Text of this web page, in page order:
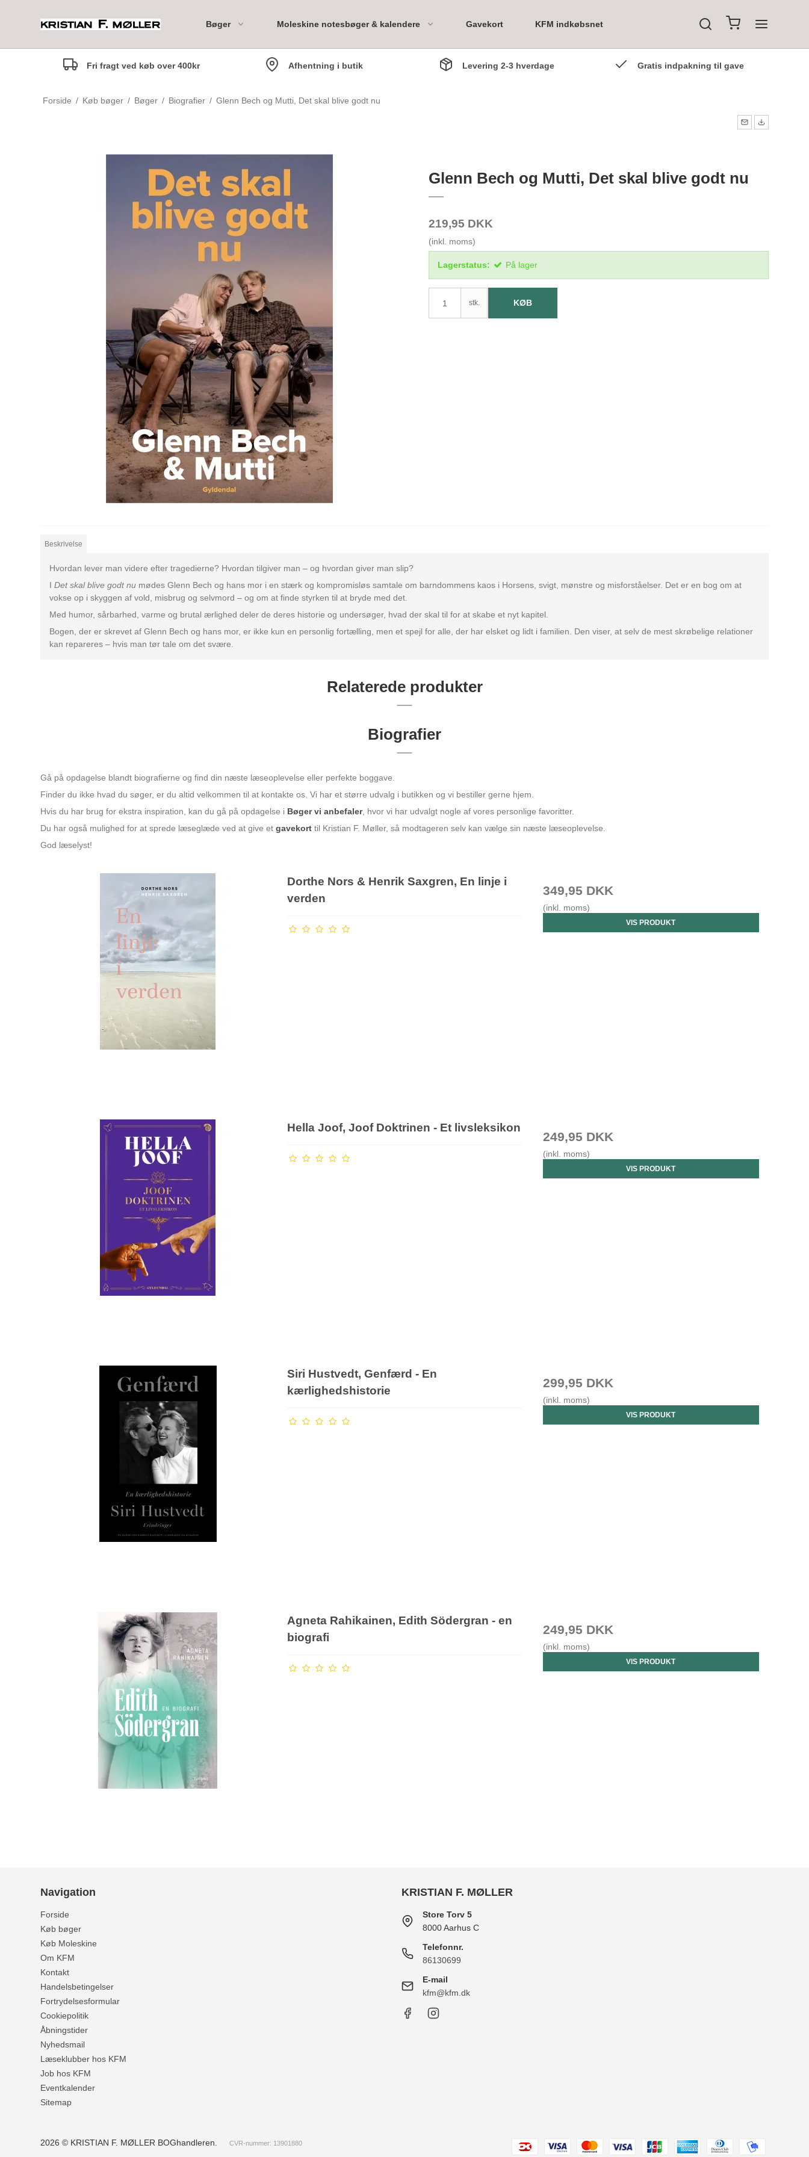
Bøger
Til de mellemste - 6-7 år
Til Tweens - 8-12 år
Børnebogsklassikere
Fagbøger for børn
Bookpack 6 måneder
Moleskine notesbøger & kalendere
Moleskine 18M Weekly
Gavekort KFM indkøbsnet
Fri fragt ved køb over 400kr Afhentning i butik Levering 2-3 hverdage Gratis indpakning til gave
Forside / Køb bøger / Bøger / Biografier / Glenn Bech og Mutti, Det skal blive godt nu
Glenn Bech og Mutti, Det skal blive godt nu
219,95 DKK
(inkl. moms)
Lagerstatus: På lager
stk. KØB
Beskrivelse
Hvordan lever man videre efter tragedierne? Hvordan tilgiver man – og hvordan giver man slip?
IDet skal blive godt nu mødes Glenn Bech og hans mor i en stærk og kompromisløs samtale om barndommens kaos i Horsens, svigt, mønstre og misforståelser. Det er en bog om at
vokse op i skyggen af vold, misbrug og selvmord – og om at finde styrken til at bryde med det.
Med humor, sårbarhed, varme og brutal ærlighed deler de deres historie og undersøger, hvad der skal til for at skabe et nyt kapitel.
Bogen, der er skrevet af Glenn Bech og hans mor, er ikke kun en personlig fortælling, men et spejl for alle, der har elsket og lidt i familien. Den viser, at selv de mest skrøbelige relationer
kan repareres – hvis man tør tale om det svære.
Relaterede produkter
Biografier
Gå på opdagelse blandt biografierne og find din næste læseoplevelse eller perfekte boggave.
Finder du ikke hvad du søger, er du altid velkommen til at kontakte os. Vi har et større udvalg i butikken og vi bestiller gerne hjem.
Hvis du har brug for ekstra inspiration, kan du gå på opdagelse i Bøger vi anbefaler, hvor vi har udvalgt nogle af vores personlige favoritter.
Du har også mulighed for at sprede læseglæde ved at give etgavekort til Kristian F. Møller, så modtageren selv kan vælge sin næste læseoplevelse.
God læselyst!
Dorthe Nors & Henrik Saxgren, En linje i
verden
349,95 DKK
(inkl. moms)
VIS PRODUKT
Hella Joof, Joof Doktrinen - Et livsleksikon
249,95 DKK
(inkl. moms)
VIS PRODUKT
Siri Hustvedt, Genfærd - En
kærlighedshistorie
299,95 DKK
(inkl. moms)
VIS PRODUKT
Agneta Rahikainen, Edith Södergran - en
biografi
249,95 DKK
(inkl. moms)
VIS PRODUKT
Navigation
Forside
Køb bøger
Køb Moleskine
Om KFM
Kontakt
Handelsbetingelser
Fortrydelsesformular
Cookiepolitik
Åbningstider
Nyhedsmail
Læseklubber hos KFM
Job hos KFM
Eventkalender
Sitemap
KRISTIAN F. MØLLER
Store Torv 5
8000 Aarhus C
Telefonnr.
86130699
E-mail
kfm@kfm.dk
2026 © KRISTIAN F. MØLLER BOGhandleren. CVR-nummer: 13901880